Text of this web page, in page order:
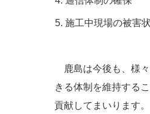
施工中現場の被害
鹿島は今後も、様々
きる体制を維持する
貢献してまいります。